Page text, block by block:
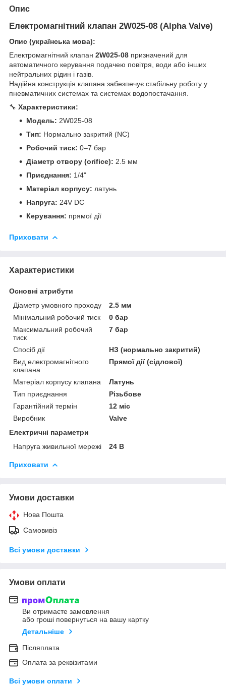
Опис
Електромагнітний клапан 2W025-08 (Alpha Valve)
Опис (українська мова):
Електромагнітний клапан 2W025-08 призначений для
автоматичного керування подачею повітря, води або інших
нейтральних рідин і газів.
Надійна конструкція клапана забезпечує стабільну роботу у
пневматичних системах та системах водопостачання.
🔧 Характеристики:
Модель: 2W025-08
Тип: Нормально закритий (NC)
Робочий тиск: 0–7 бар
Діаметр отвору (orifice): 2.5 мм
Приєднання: 1/4"
Матеріал корпусу: латунь
Напруга: 24V DC
Керування: прямої дії
Приховати
Характеристики
Основні атрибути
Діаметр умовного проходу
2.5 мм
Мінімальний робочий тиск
0 бар
Максимальний робочий
тиск
7 бар
Спосіб дії
НЗ (нормально закритий)
Вид електромагнітного
клапана
Прямої дії (сідлової)
Матеріал корпусу клапана
Латунь
Тип приєднання
Різьбове
Гарантійний термін
12 міс
Виробник
Valve
Електричні параметри
Напруга живильної мережі
24 В
Приховати
Умови доставки
Нова Пошта
Самовивіз
Всі умови доставки
Умови оплати
Ви отримаєте замовлення
або гроші повернуться на вашу картку
Детальніше
Післяплата
Оплата за реквізитами
Всі умови оплати